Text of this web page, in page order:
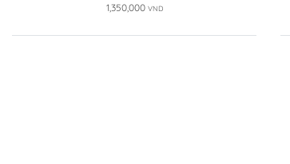
(DG-PP01c)
1,350,000 VND